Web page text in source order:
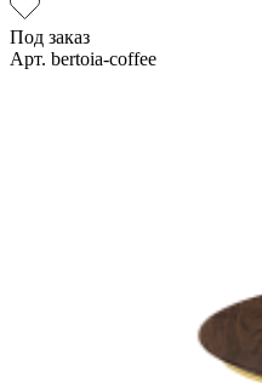
Под заказ
Арт. bertoia-coffee